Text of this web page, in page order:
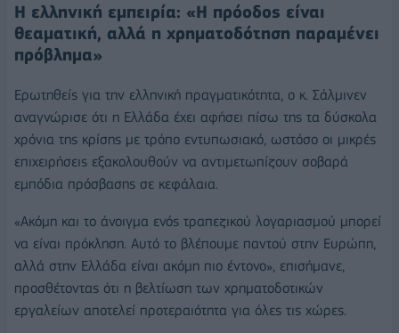
Η ελληνική εμπειρία: «Η πρόοδος είναι
θεαματική, αλλά η χρηματοδότηση παραμένει
πρόβλημα»
Ερωτηθείς για την ελληνική πραγματικότητα, ο κ. Σάλμινεν
αναγνώρισε ότι η Ελλάδα έχει αφήσει πίσω της τα δύσκολα
χρόνια της κρίσης με τρόπο εντυπωσιακό, ωστόσο οι μικρές
επιχειρήσεις εξακολουθούν να αντιμετωπίζουν σοβαρά
εμπόδια πρόσβασης σε κεφάλαια.
«Ακόμη και το άνοιγμα ενός τραπεζικού λογαριασμού μπορεί
να είναι πρόκληση. Αυτό το βλέπουμε παντού στην Ευρώπη,
αλλά στην Ελλάδα είναι ακόμη πιο έντονο», επισήμανε,
προσθέτοντας ότι η βελτίωση των χρηματοδοτικών
εργαλείων αποτελεί προτεραιότητα για όλες τις χώρες.